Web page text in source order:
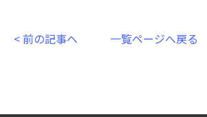
<前の記事へ 一覧ページへ戻る